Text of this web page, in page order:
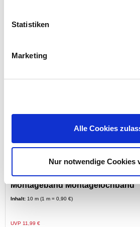
Statistiken
Marketing
Alle Cookies
Nur notwendige Cookies
Preis reduziert von
UVP 6,49 €auf
Lochband 10m 25x0,75mm Stahl
Montageband Montagelochband
Inhalt: 10 m (1 m = 0,90 €)
Preis reduziert von
UVP 11,99 €auf